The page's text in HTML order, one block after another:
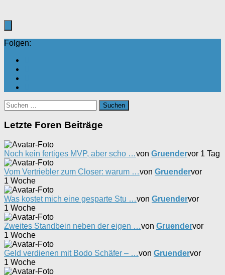
Folgen:
Suchen
nach:
Letzte Foren Beiträge
Noch kein fertiges MVP, aber scho …von Gruendervor 1 Tag
Vom Vertriebler zum Closer: warum …von Gruendervor
1 Woche
Was kostet mich eine gesparte Stu …von Gruendervor
1 Woche
Zweites Standbein neben der eigen …von Gruendervor
1 Woche
Geld verdienen mit Bodo Schäfer – …von Gruendervor
1 Woche